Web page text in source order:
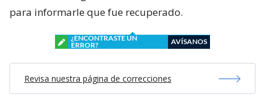
para informarle que fue recuperado.
¿ENCONTRASTE UN
ERROR?
AVÍSANOS
Revisa nuestra página de correcciones